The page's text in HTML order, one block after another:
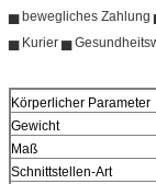
▅ bewegliches Zahlung
▅ Kurier ▅
Körperlicher Parameter
Gewicht
Maß
Schnittstellen-Art